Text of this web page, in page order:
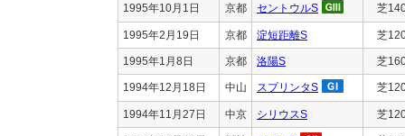
1995年10月1日 京都 セントウルS 芝
1995年2月19日 京都 淀短距離S 芝
1995年1月8日 京都 洛陽S 芝
1994年12月18日 中山 スプリンタS 芝
1994年11月27日 中京 シリウスS 芝